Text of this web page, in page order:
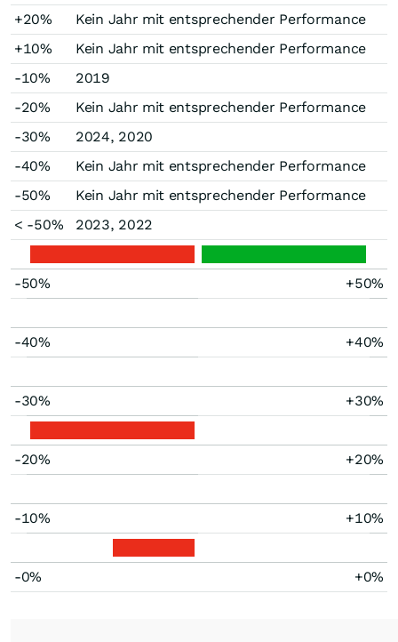
+20%
Kein Jahr mit entsprechender Performance
+10%
Kein Jahr mit entsprechender Performance
-10%
2019
-20%
Kein Jahr mit entsprechender Performance
-30%
2024, 2020
-40%
Kein Jahr mit entsprechender Performance
-50%
Kein Jahr mit entsprechender Performance
< -50%
2023, 2022
-50% +50%
-40% +40%
-30% +30%
-20% +20%
-10% +10%
-0% +0%